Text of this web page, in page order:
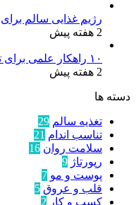
رژیم غذایی سالم برای
2 هفته پیش
۱۰ راهکار علمی برای تقویت سیستم ایمنی بدن در خانه
2 هفته پیش
دسته ها
تغذیه سالم 29
تناسب اندام 21
سلامت روان 16
رپورتاژ 9
پوست و مو 7
قلب و عروق 5
کسب و کار 2